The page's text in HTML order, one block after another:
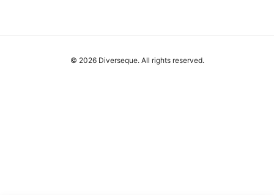
© 2026 Diverseque. All rights reserved.